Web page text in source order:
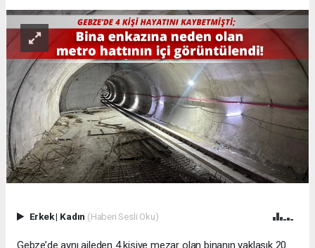
Erkek| Kadın (Haberi Sesli Oku)
Gebze’de aynı aileden 4 kişiye mezar olan binanın yaklaşık 20